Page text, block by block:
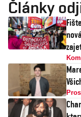
Články